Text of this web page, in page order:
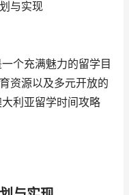
与实现
个充满魅力的留学目
资源以及多元开放的
利亚留学时间攻略